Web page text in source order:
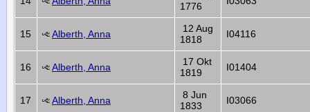
1776
15 Alberth, Anna
12 Aug
1818
I04116
16 Alberth, Anna
17 Okt
1819
I01404
17 Alberth, Anna
8 Jun
1833
I03066